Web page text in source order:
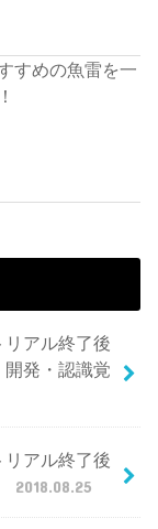
すめの魚雷を一
リアル終了後
発・認識覚
リアル終了後
2018.08.25